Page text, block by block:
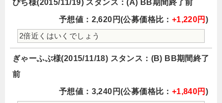
ぴち様(2015/11/19) スタンス：(A) BB期間終了前
予想値：2,620円(公募価格比： +1,220円 )
2倍近くはいくでしょう
ぎゃーふぶ様(2015/11/18) スタンス：(B) BB期間終了
前
予想値：3,240円(公募価格比： +1,840円 )